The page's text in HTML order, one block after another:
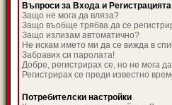
Въпроси за Входа и Регистрацията
Защо не мога да вляза?
Защо въобще трябва да се
Защо излизам автоматично?
Не искам името ми да се вижда в
Забравих си паролата!
Добре, регистрирах се, но не мога
Регистрирах се преди известно
Потребителски настройки